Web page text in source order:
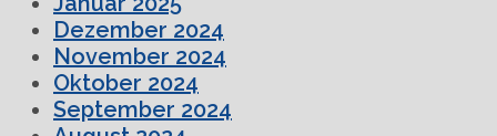
Dezember 2024
November 2024
Oktober 2024
September 2024